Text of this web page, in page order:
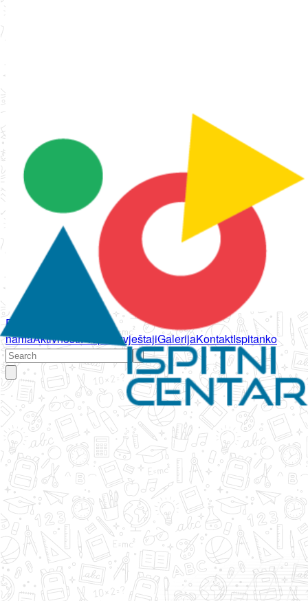
Početna
namaAktivnostiPropisi IzvještajiGalerijaKontaktIspitanko